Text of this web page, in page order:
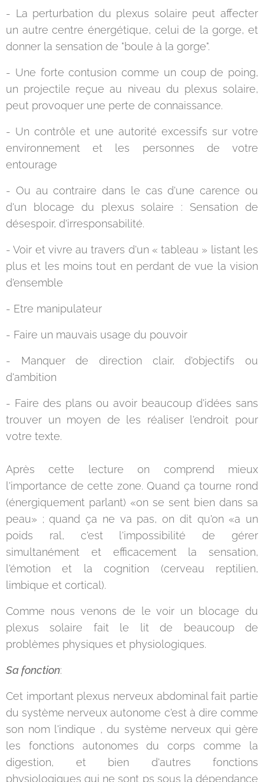
- La perturbation du plexus solaire peut affecter
un autre centre énergétique, celui de la gorge, et
donner la sensation de "boule à la gorge".
- Une forte contusion comme un coup de poing,
un projectile reçue au niveau du plexus solaire,
peut provoquer une perte de connaissance.
- Un contrôle et une autorité excessifs sur votre
environnement et les personnes de votre
entourage
- Ou au contraire dans le cas d'une carence ou
d'un blocage du plexus solaire : Sensation de
désespoir, d'irresponsabilité.
- Voir et vivre au travers d'un « tableau » listant les
plus et les moins tout en perdant de vue la vision
d'ensemble
- Etre manipulateur
- Faire un mauvais usage du pouvoir
- Manquer de direction clair, d'objectifs ou
d'ambition
- Faire des plans ou avoir beaucoup d'idées sans
trouver un moyen de les réaliser l'endroit pour
votre texte.
Après cette lecture on comprend mieux
l'importance de cette zone. Quand ça tourne rond
(énergiquement parlant) «on se sent bien dans sa
peau» ; quand ça ne va pas, on dit qu'on «a un
poids ral, c'est l'impossibilité de gérer
simultanément et efficacement la sensation,
l'émotion et la cognition (cerveau reptilien,
limbique et cortical).
Comme nous venons de le voir un blocage du
plexus solaire fait le lit de beaucoup de
problèmes physiques et physiologiques.
Sa fonction:
Cet important plexus nerveux abdominal fait partie
du système nerveux autonome c'est à dire comme
son nom l'indique , du système nerveux qui gère
les fonctions autonomes du corps comme la
digestion, et bien d'autres fonctions
physiologiques qui ne sont ps sous la dépendance